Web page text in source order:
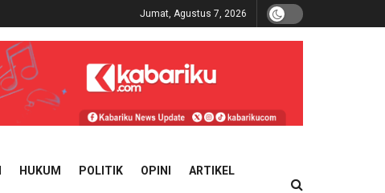
Jumat, Agustus 7, 2026
HUKUM POLITIK OPINI ARTIKEL